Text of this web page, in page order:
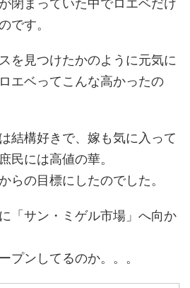
閉まっていた中でロエベだけ
です。
を見つけたかのように元気に
エベってこんな高かったの
結構好きで、嫁も気に入って
民には高値の華。
らの目標にしたのでした。
「サン・ミゲル市場」へ向か
プンしてるのか。。。